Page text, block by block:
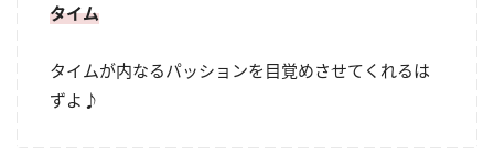
タイム
タイムが内なるパッションを目覚めさせてくれるは
ずよ♪